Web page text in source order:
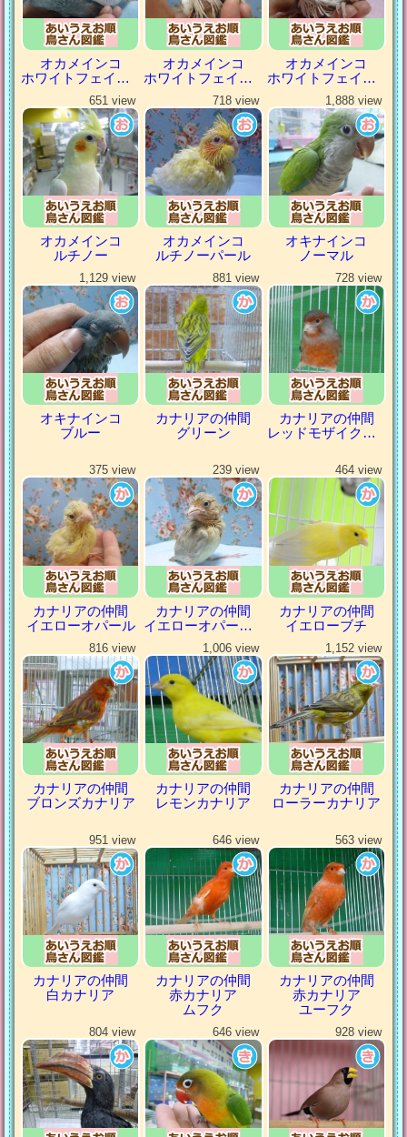
オカメインコ
ホワイトフェイスパール
オカメインコ
ホワイトフェイスパイド
オカメインコ
ホワイトフェイスヘビーパイド
651 view
オカメインコ
ルチノー
718 view
オカメインコ
ルチノーパール
1,888 view
オキナインコ
ノーマル
1,129 view
オキナインコ
ブルー
881 view
カナリアの仲間
グリーン
728 view
カナリアの仲間
レッドモザイクカナリア
375 view
カナリアの仲間
イエローオパール
239 view
カナリアの仲間
イエローオパールシナモン
464 view
カナリアの仲間
イエローブチ
816 view
カナリアの仲間
ブロンズカナリア
1,006 view
カナリアの仲間
レモンカナリア
1,152 view
カナリアの仲間
ローラーカナリア
951 view
カナリアの仲間
白カナリア
646 view
カナリアの仲間
赤カナリア
ムフク
563 view
カナリアの仲間
赤カナリア
ユーフク
804 view 646 view 928 view